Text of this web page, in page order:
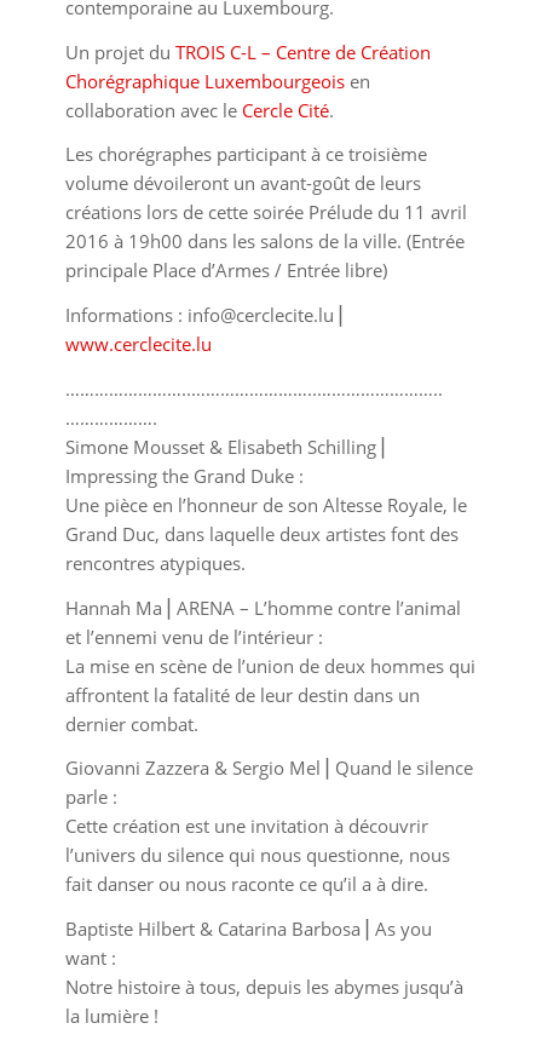
contemporaine au Luxembourg.
Un projet du TROIS C-L – Centre de Création
Chorégraphique Luxembourgeoisen
collaboration avec le Cercle Cité.
Les chorégraphes participant à ce troisième
volume dévoileront un avant-goût de leurs
créations lors de cette soirée Prélude du 11 avril
2016 à 19h00 dans les salons de la ville. (Entrée
principale Place d’Armes / Entrée libre)
Informations : info@cerclecite.lu⎥
www.cerclecite.lu
……………………..……………………..……………………..
……………….
Simone Mousset & Elisabeth Schilling⎥
Impressing the Grand Duke :
Une pièce en l’honneur de son Altesse Royale, le
Grand Duc, dans laquelle deux artistes font des
rencontres atypiques.
Hannah Ma⎥ ARENA – L’homme contre l’animal
et l’ennemi venu de l’intérieur :
La mise en scène de l’union de deux hommes qui
affrontent la fatalité de leur destin dans un
dernier combat.
Giovanni Zazzera & Sergio Mel⎥ Quand le silence
parle :
Cette création est une invitation à découvrir
l’univers du silence qui nous questionne, nous
fait danser ou nous raconte ce qu’il a à dire.
Baptiste Hilbert & Catarina Barbosa⎥ As you
want :
Notre histoire à tous, depuis les abymes jusqu’à
la lumière !